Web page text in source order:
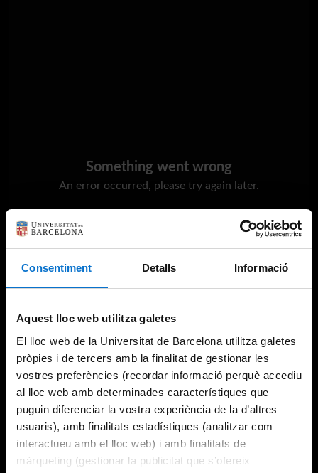
Consentiment Detalls Informació
Aquest lloc web utilitza galetes
El lloc web de la Universitat de Barcelona utilitza galetes
pròpies i de tercers amb la finalitat de gestionar les
vostres preferències (recordar informació perquè accediu
al lloc web amb determinades característiques que
puguin diferenciar la vostra experiència de la d’altres
usuaris), amb finalitats estadístiques (analitzar com
interactueu amb el lloc web) i amb finalitats de
màrqueting (gestionar la publicitat que s’ofereix
Something went wrong
An error occurred, please try again later.
Try again